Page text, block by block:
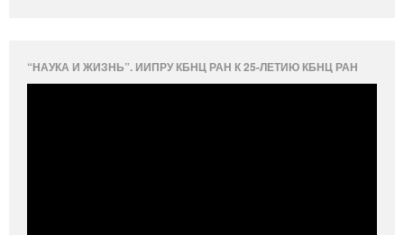
“НАУКА И ЖИЗНЬ”. ИИПРУ КБНЦ РАН К 25-ЛЕТИЮ КБНЦ РАН